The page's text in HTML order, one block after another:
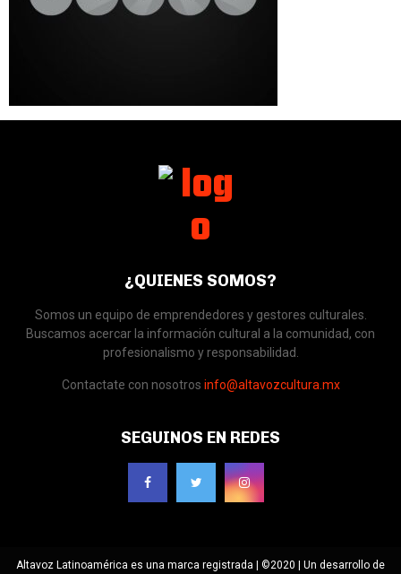
¿QUIENES SOMOS?
Somos un equipo de emprendedores y gestores culturales.
Buscamos acercar la información cultural a la comunidad, con
profesionalismo y responsabilidad.
Contactate con nosotros info@altavozcultura.mx
SEGUINOS EN REDES
Altavoz Latinoamérica es una marca registrada | ©2020 | Un desarrollo de